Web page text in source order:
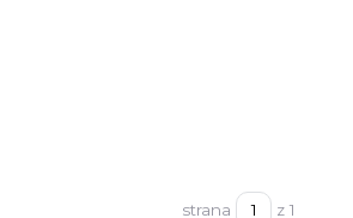
strana z 1